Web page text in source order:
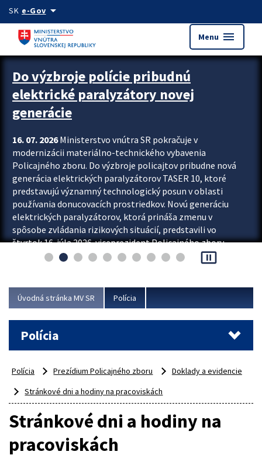
Preskocit na hlavný obsah
SK e-Govarrow_drop_down
Menu menu
Zastavit automatický posun upútavok
Do výzbroje polície pribudnú
elektrické paralyzátory novej
generácie
16. 07. 2026Ministerstvo vnútra SR pokračuje v
modernizácii materiálno-technického vybavenia
Policajného zboru. Do výzbroje policajtov pribudne nová
generácia elektrických paralyzátorov TASER 10, ktoré
predstavujú významný technologický posun v oblasti
používania donucovacích prostriedkov. Novú generáciu
elektrických paralyzátorov, ktorá prináša zmenu v
spôsobe zvládania rizikových situácií, predstavili vo
štvrtok 16. júla 2026 viceprezident Policajného zboru
Rastislav Polakovič a riaditeľ odboru výcviku...
pause_presentation
Úvodná stránka MV SR Polícia
Polícia
Polícia Prezídium Policajného zboru
Doklady a evidencie
Stránkové dni a hodiny na pracoviskách
Stránkové dni a hodiny na
pracoviskách